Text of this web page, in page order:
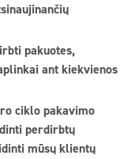
pakuotes,
ant kiekvienos
ciklo pakavimo
perdirbtų
mūsų klientų